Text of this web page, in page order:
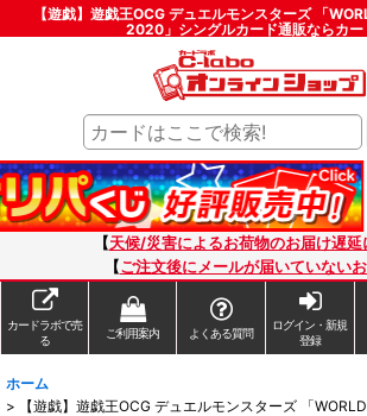
【遊戯】遊戯王OCG デュエルモンスターズ 「
2020」シングルカード通販ならカー
【天候/災害によるお荷物のお届け遅延
【ご注文後にメールが届いていない
カードラボで売
る
ご利用案内 よくある質問
ログイン・新規
登録
ホーム
>
【遊戯】遊戯王OCG デュエルモンスターズ 「